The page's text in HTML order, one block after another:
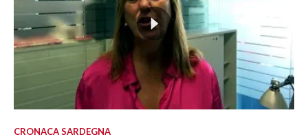
CRONACA SARDEGNA